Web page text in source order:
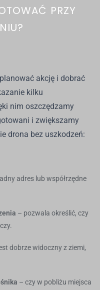
PRZY
akcję i dobrać
kilku
nim oszczędzamy
i zwiększamy
drona bez uszkodzeń:
adres lub współrzędne
– pozwala określić, czy
dobrze widoczny z ziemi,
– czy w pobliżu miejsca